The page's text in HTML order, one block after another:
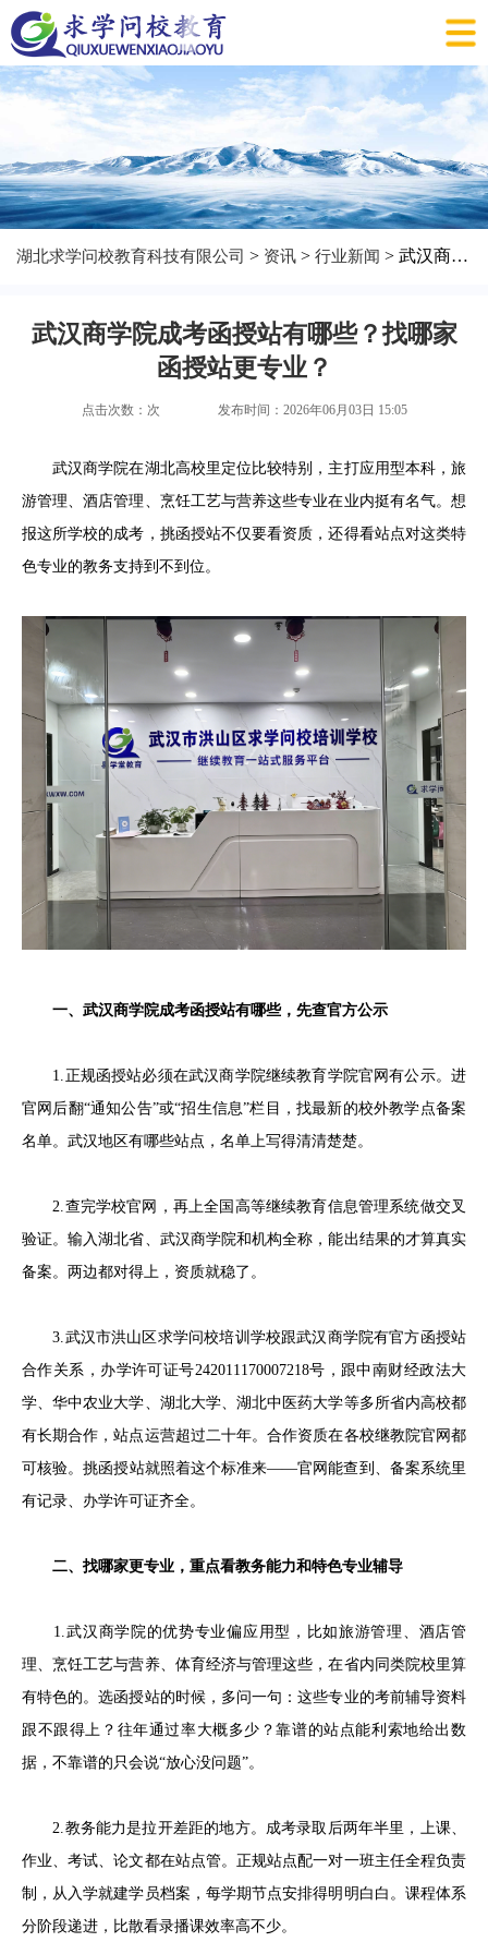
湖北求学问校教育科技有限公司 > 资讯 > 行业新闻 > 武汉商学院成考函授站有哪些？找哪家函授站更专业？
武汉商学院成考函授站有哪些？找哪家
函授站更专业？
点击次数： 次 发布时间：2026年06月03日 15:05
武汉商学院在湖北高校里定位比较特别，主打应用型本科，旅
游管理、酒店管理、烹饪工艺与营养这些专业在业内挺有名气。想
报这所学校的成考，挑函授站不仅要看资质，还得看站点对这类特
色专业的教务支持到不到位。
一、武汉商学院成考函授站有哪些，先查官方公示
1.正规函授站必须在武汉商学院继续教育学院官网有公示。进
官网后翻“通知公告”或“招生信息”栏目，找最新的校外教学点备案
名单。武汉地区有哪些站点，名单上写得清清楚楚。
2.查完学校官网，再上全国高等继续教育信息管理系统做交叉
验证。输入湖北省、武汉商学院和机构全称，能出结果的才算真实
备案。两边都对得上，资质就稳了。
3.武汉市洪山区求学问校培训学校跟武汉商学院有官方函授站
合作关系，办学许可证号242011170007218号，跟中南财经政法大
学、华中农业大学、湖北大学、湖北中医药大学等多所省内高校都
有长期合作，站点运营超过二十年。合作资质在各校继教院官网都
可核验。挑函授站就照着这个标准来——官网能查到、备案系统里
有记录、办学许可证齐全。
二、找哪家更专业，重点看教务能力和特色专业辅导
1.武汉商学院的优势专业偏应用型，比如旅游管理、酒店管
理、烹饪工艺与营养、体育经济与管理这些，在省内同类院校里算
有特色的。选函授站的时候，多问一句：这些专业的考前辅导资料
跟不跟得上？往年通过率大概多少？靠谱的站点能利索地给出数
据，不靠谱的只会说“放心没问题”。
2.教务能力是拉开差距的地方。成考录取后两年半里，上课、
作业、考试、论文都在站点管。正规站点配一对一班主任全程负责
制，从入学就建学员档案，每学期节点安排得明明白白。课程体系
分阶段递进，比散看录播课效率高不少。